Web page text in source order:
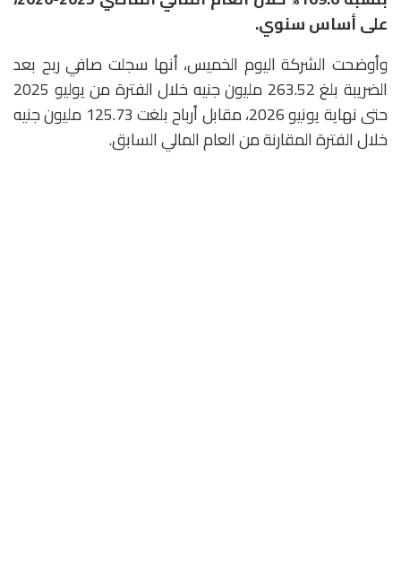
على أساس سنوي.
وأوضحت الشركة اليوم الخميس، أنها سجلت صافي ربح بعد
الضريبة بلغ 263.52 مليون جنيه خلال الفترة من يوليو 2025
حتى نهاية يونيو 2026، مقابل أرباح بلغت 125.73 مليون جنيه
خلال الفترة المقارنة من العام المالي السابق.